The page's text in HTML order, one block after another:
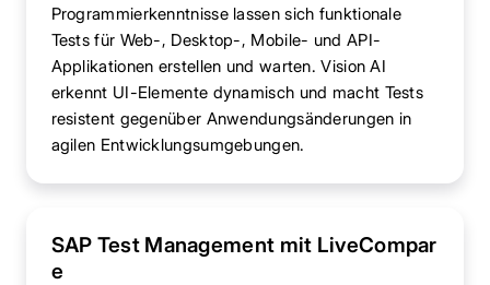
Programmierkenntnisse lassen sich funktionale
Tests für Web-, Desktop-, Mobile- und API-
Applikationen erstellen und warten. Vision AI
erkennt UI-Elemente dynamisch und macht Tests
resistent gegenüber Anwendungsänderungen in
agilen Entwicklungsumgebungen.
SAP Test Management mit LiveCompar
e